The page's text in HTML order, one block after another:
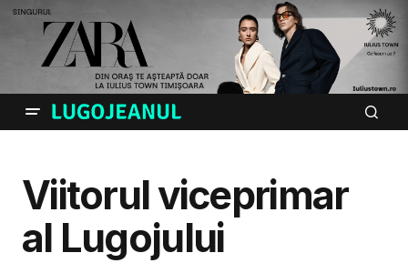
Viitorul viceprimar
al Lugojului